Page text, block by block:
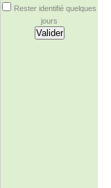
Rester identifié quelques
jours